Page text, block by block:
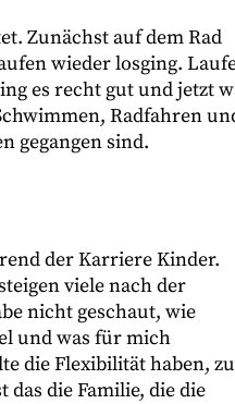
Zunächst auf dem Rad
wieder losging.
es recht gut und jetzt
Radfahren
gegangen sind.
der Karriere Kinder.
viele nach der
nicht geschaut, wie
und was für mich
die Flexibilität haben, zu
das die Familie, die die